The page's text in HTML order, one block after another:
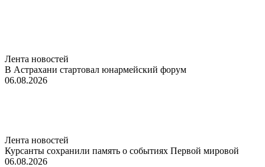
Лента новостей
В Астрахани стартовал юнармейский форум
06.08.2026
Лента новостей
Курсанты сохранили память о событиях Первой мировой
06.08.2026